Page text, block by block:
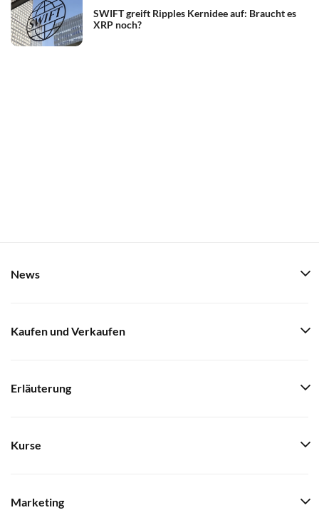
SWIFT greift Ripples Kernidee auf: Braucht es
XRP noch?
News
Kaufen und Verkaufen
Erläuterung
Kurse
Marketing